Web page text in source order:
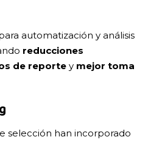
automatización y análisis
reducciones
de reporte y mejor toma
selección han incorporado